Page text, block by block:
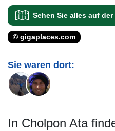
Sehen Sie alles auf der
© gigaplaces.com
Sie waren dort:
In Cholpon Ata